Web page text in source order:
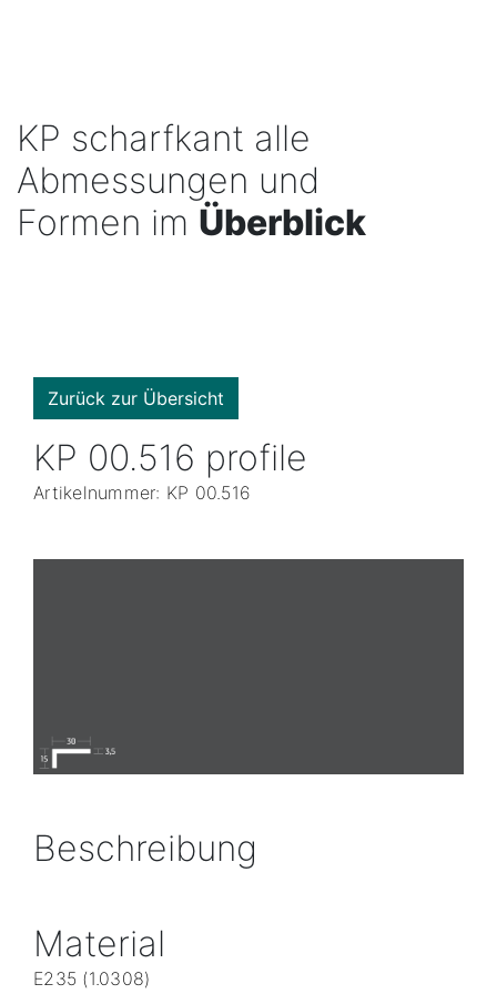
KP scharfkant alle
Abmessungen und
Formen im Überblick
Zurück zur Übersicht
KP 00.516 profile
Artikelnummer: KP 00.516
Beschreibung
Material
E235 (1.0308)